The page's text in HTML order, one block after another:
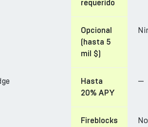
requerido
Opcional
(hasta 5
mil $)
Hasta
20% APY
—
Fireblocks